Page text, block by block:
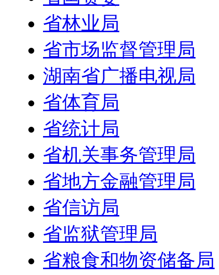
省林业局
省市场监督管理局
湖南省广播电视局
省体育局
省统计局
省机关事务管理局
省地方金融管理局
省信访局
省监狱管理局
省粮食和物资储备局